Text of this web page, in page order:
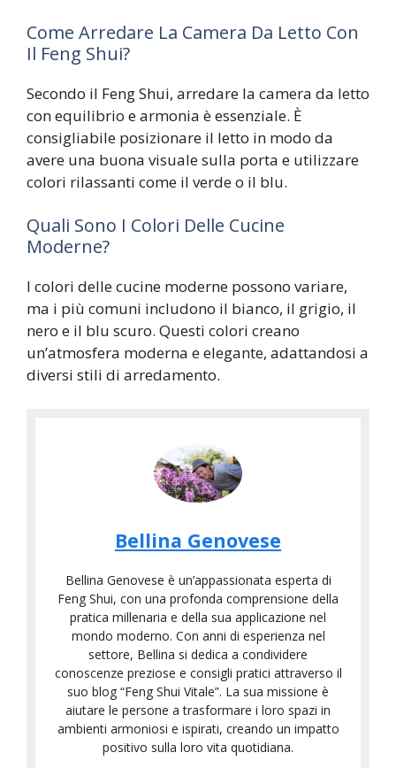
Come Arredare La Camera Da Letto Con
Il Feng Shui?
Secondo il Feng Shui, arredare la camera da letto
con equilibrio e armonia è essenziale. È
consigliabile posizionare il letto in modo da
avere una buona visuale sulla porta e utilizzare
colori rilassanti come il verde o il blu.
Quali Sono I Colori Delle Cucine
Moderne?
I colori delle cucine moderne possono variare,
ma i più comuni includono il bianco, il grigio, il
nero e il blu scuro. Questi colori creano
un’atmosfera moderna e elegante, adattandosi a
diversi stili di arredamento.
Bellina Genovese
Bellina Genovese è un’appassionata esperta di
Feng Shui, con una profonda comprensione della
pratica millenaria e della sua applicazione nel
mondo moderno. Con anni di esperienza nel
settore, Bellina si dedica a condividere
conoscenze preziose e consigli pratici attraverso il
suo blog “Feng Shui Vitale”. La sua missione è
aiutare le persone a trasformare i loro spazi in
ambienti armoniosi e ispirati, creando un impatto
positivo sulla loro vita quotidiana.